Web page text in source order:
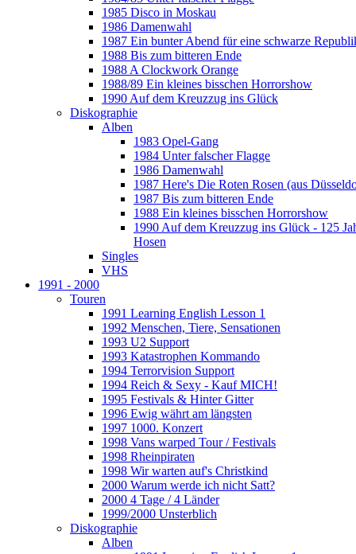
1985 Disco in Moskau
1986 Damenwahl
1987 Ein bunter Abend für eine schwarze
1988 Bis zum bitteren Ende
1988 A Clockwork Orange
1988/89 Ein kleines bisschen Horrorshow
1990 Auf dem Kreuzzug ins Glück
Diskographie
Alben
1983 Opel-Gang
1984 Unter falscher Flagge
1986 Damenwahl
1987 Here's Die Roten Rosen (aus
1987 Bis zum bitteren Ende
1988 Ein kleines bisschen Horrorshow
1990 Auf dem Kreuzzug ins Glück - 125
Hosen
Singles
VHS
1991 - 2000
Touren
1991 Learning English Lesson 1
1992 Menschen, Tiere, Sensationen
1993 U2 Support
1993 Katastrophen Kommando
1994 Terrorvision Support
1994 Reich & Sexy - Kauf MICH!
1995 Festivals & Hinter Gitter
1996 Ewig währt am längsten
1997 1000. Konzert
1998 Vans warped Tour / Festivals
1998 Rheinpiraten
1998 Wir warten auf's Christkind
2000 Warum werde ich nicht Satt?
2000 4 Tage / 4 Länder
1999/2000 Unsterblich
Diskographie
Alben